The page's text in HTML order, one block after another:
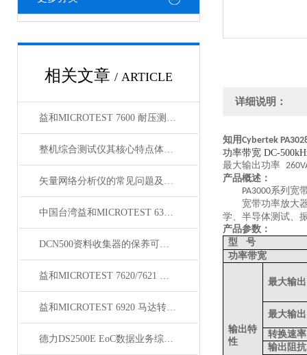
相关文章 / ARTICLE
益和MICROTEST 7600 耐压测试仪
整机综合测试仪其核心特点体现在以下方面
矢量网络分析仪的常见问题及其分析
中国台湾益和MICROTEST 6377/8/9阻抗分析仪
DCN500资料收集器的保养可以通过以下步骤来完成
益和MICROTEST 7620/7621 耐压测试仪
益和MICROTEST 6920 马达转子测试系统
德力DS2500E EoC数据业务综合测试仪
详细说明：
知用Cybertek PA30
功率带宽 DC-
最大输出功率 26
产品概述：
PA3000系列宽
宽带功率放大
学、半导体测试、
产品参数：
型
号
功率带宽
输出特
性
最大输
最大输
转换速率
输出阻抗